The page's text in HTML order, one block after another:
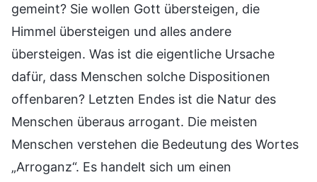
gemeint? Sie wollen Gott übersteigen, die
Himmel übersteigen und alles andere
übersteigen. Was ist die eigentliche Ursache
dafür, dass Menschen solche Dispositionen
offenbaren? Letzten Endes ist die Natur des
Menschen überaus arrogant. Die meisten
Menschen verstehen die Bedeutung des Wortes
„Arroganz“. Es handelt sich um einen